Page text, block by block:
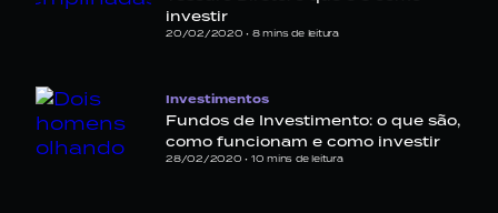
investir
20/02/2020 • 8 mins de leitura
Investimentos
Fundos de Investimento: o que são,
como funcionam e como investir
28/02/2020 • 10 mins de leitura